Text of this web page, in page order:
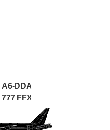
A6-DDA
777 FFX